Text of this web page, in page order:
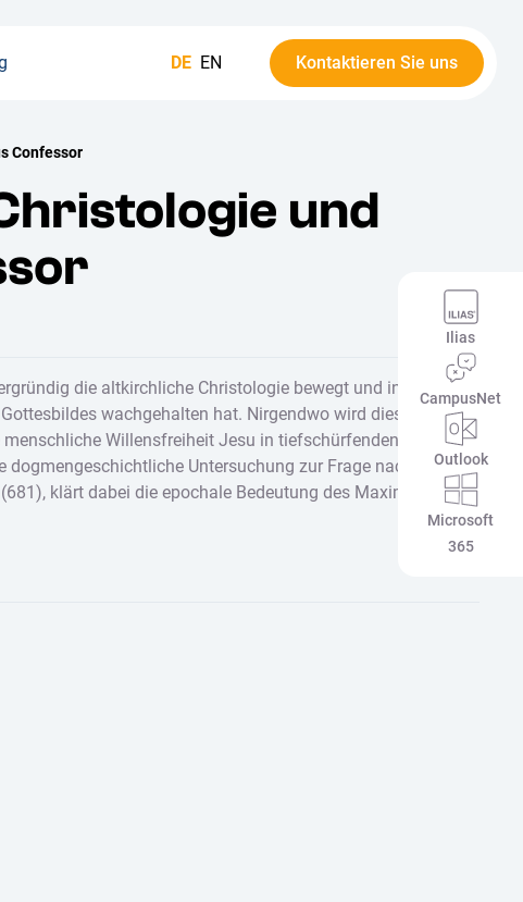
Ilias
CampusNet
Outlook
Microsoft
365
DE EN Kontaktieren Sie uns
Confessor
und
die altkirchliche Christologie bewegt und in ihr –
wachgehalten hat. Nirgendwo wird dies
Willensfreiheit Jesu in tiefschürfenden
Untersuchung zur Frage nach der echt
klärt dabei die epochale Bedeutung des Maximus und